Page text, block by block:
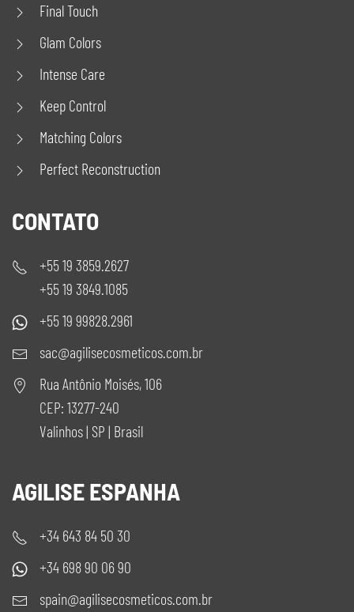
Final Touch
Glam Colors
Intense Care
Keep Control
Matching Colors
Perfect Reconstruction
CONTATO
+55 19 3859.2627
+55 19 3849.1085
+55 19 99828.2961
sac@agilisecosmeticos.com.br
Rua Antônio Moisés, 106
CEP: 13277-240
Valinhos | SP | Brasil
AGILISE ESPANHA
+34 643 84 50 30
+34 698 90 06 90
spain@agilisecosmeticos.com.br